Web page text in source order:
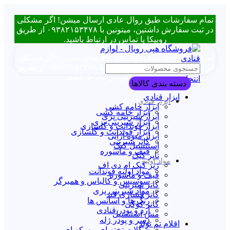
تمام سفارشات طبق روال عادی ارسال میشن! اگر مشکلی
در ثبت سفارش داشتین، میتونین با ۰۹۳۸۲۱۵۳۴۷۸ از طریق
روبیکا یا تماس در ارتباط باشید.
تمام سفارشات طبق روال عادی ارسال میشن! اگر مشکلی
روبیکا یا تماس در ارتباط باشید.انتخاب دسته بندی
ابزار قنادی
ابزار خامه کشی
ابزار شیرینی پزی
ابزار فوندانت و گلسازی
ابزار میوه آرایی
استنسیل کیک
تاپر کیک
زیر کیک ام دی اف
قیف و ماسوره
کاتر شیرینی
کاتر فشاری قند
کاتر کوکی
مش استنسیل
اقلام تم تولد
دسته بندی کالاها
ابزار قنادی
ابزار خامه کشی
ابزار شیرینی پزی
ابزار فوندانت و گلسازی
کاتر شیرینی
قیف و ماسوره
مواد اولیه
مواد اولیه فوندانت
سوسیس و کالباس و همبرگر
مواد شیرینی پزی
رنگ ها و اسانس ها
آرد و پودر قنادی
دسر و پودر ژله